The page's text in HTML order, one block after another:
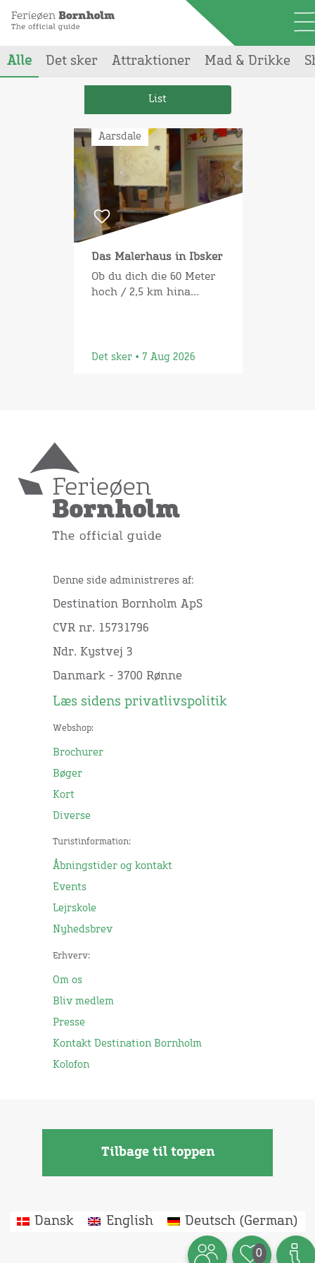
Alle Det sker Attraktioner Mad & Drikke
List
Aarsdale
Das Malerhaus in Ibsker
Ob du dich die 60 Meter
hoch / 2,5 km hina...
Det sker • 7 Aug 2026
Denne side administreres af:
Destination Bornholm ApS
CVR nr. 15731796
Ndr. Kystvej 3
Danmark - 3700 Rønne
Læs sidens privatlivspolitik
Webshop:
Brochurer
Bøger
Kort
Diverse
Turistinformation:
Åbningstider og kontakt
Events
Lejrskole
Nyhedsbrev
Erhverv:
Om os
Bliv medlem
Presse
Kontakt Destination Bornholm
Kolofon
Tilbage til toppen
0
Dansk English Deutsch(German)